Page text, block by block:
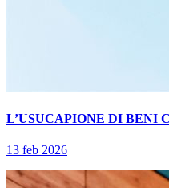
L’USUCAPIONE DI BENI
13 feb 2026